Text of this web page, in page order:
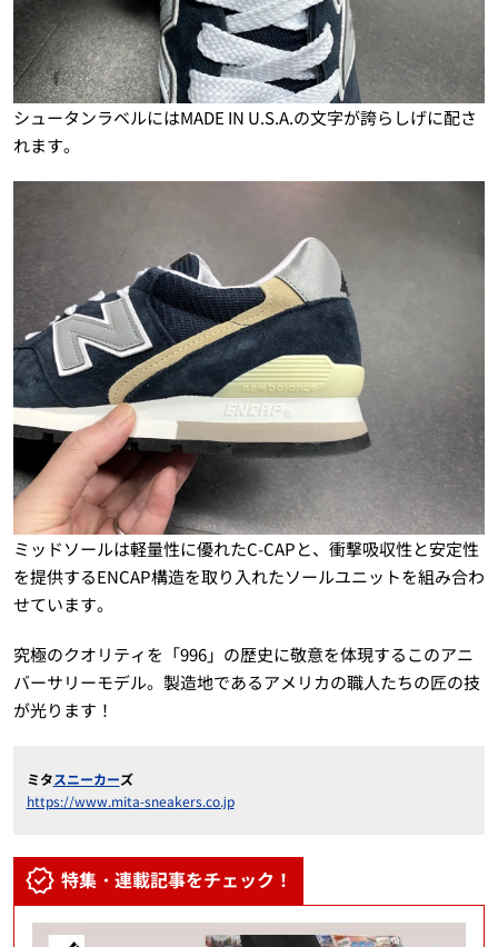
シュータンラベルにはMADE IN U.S.A.の文字が誇らしげに配さ
れます。
ミッドソールは軽量性に優れたC-CAPと、衝撃吸収性と安定性
を提供するENCAP構造を取り入れたソールユニットを組み合わ
せています。
究極のクオリティを「996」の歴史に敬意を体現するこのアニ
バーサリーモデル。製造地であるアメリカの職人たちの匠の技
が光ります！
ミタスニーカーズ
https://www.mita-sneakers.co.jp
特集・連載記事をチェック！